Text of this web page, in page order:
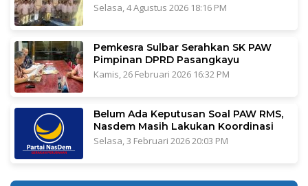
Selasa, 4 Agustus 2026 18:16 PM
Pemkesra Sulbar Serahkan SK PAW
Pimpinan DPRD Pasangkayu
Kamis, 26 Februari 2026 16:32 PM
Belum Ada Keputusan Soal PAW RMS,
Nasdem Masih Lakukan Koordinasi
Selasa, 3 Februari 2026 20:03 PM